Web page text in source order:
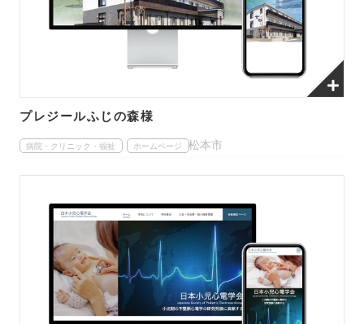
プレジールふじの森様
病院・クリニック・福祉 ホームページ 松本市